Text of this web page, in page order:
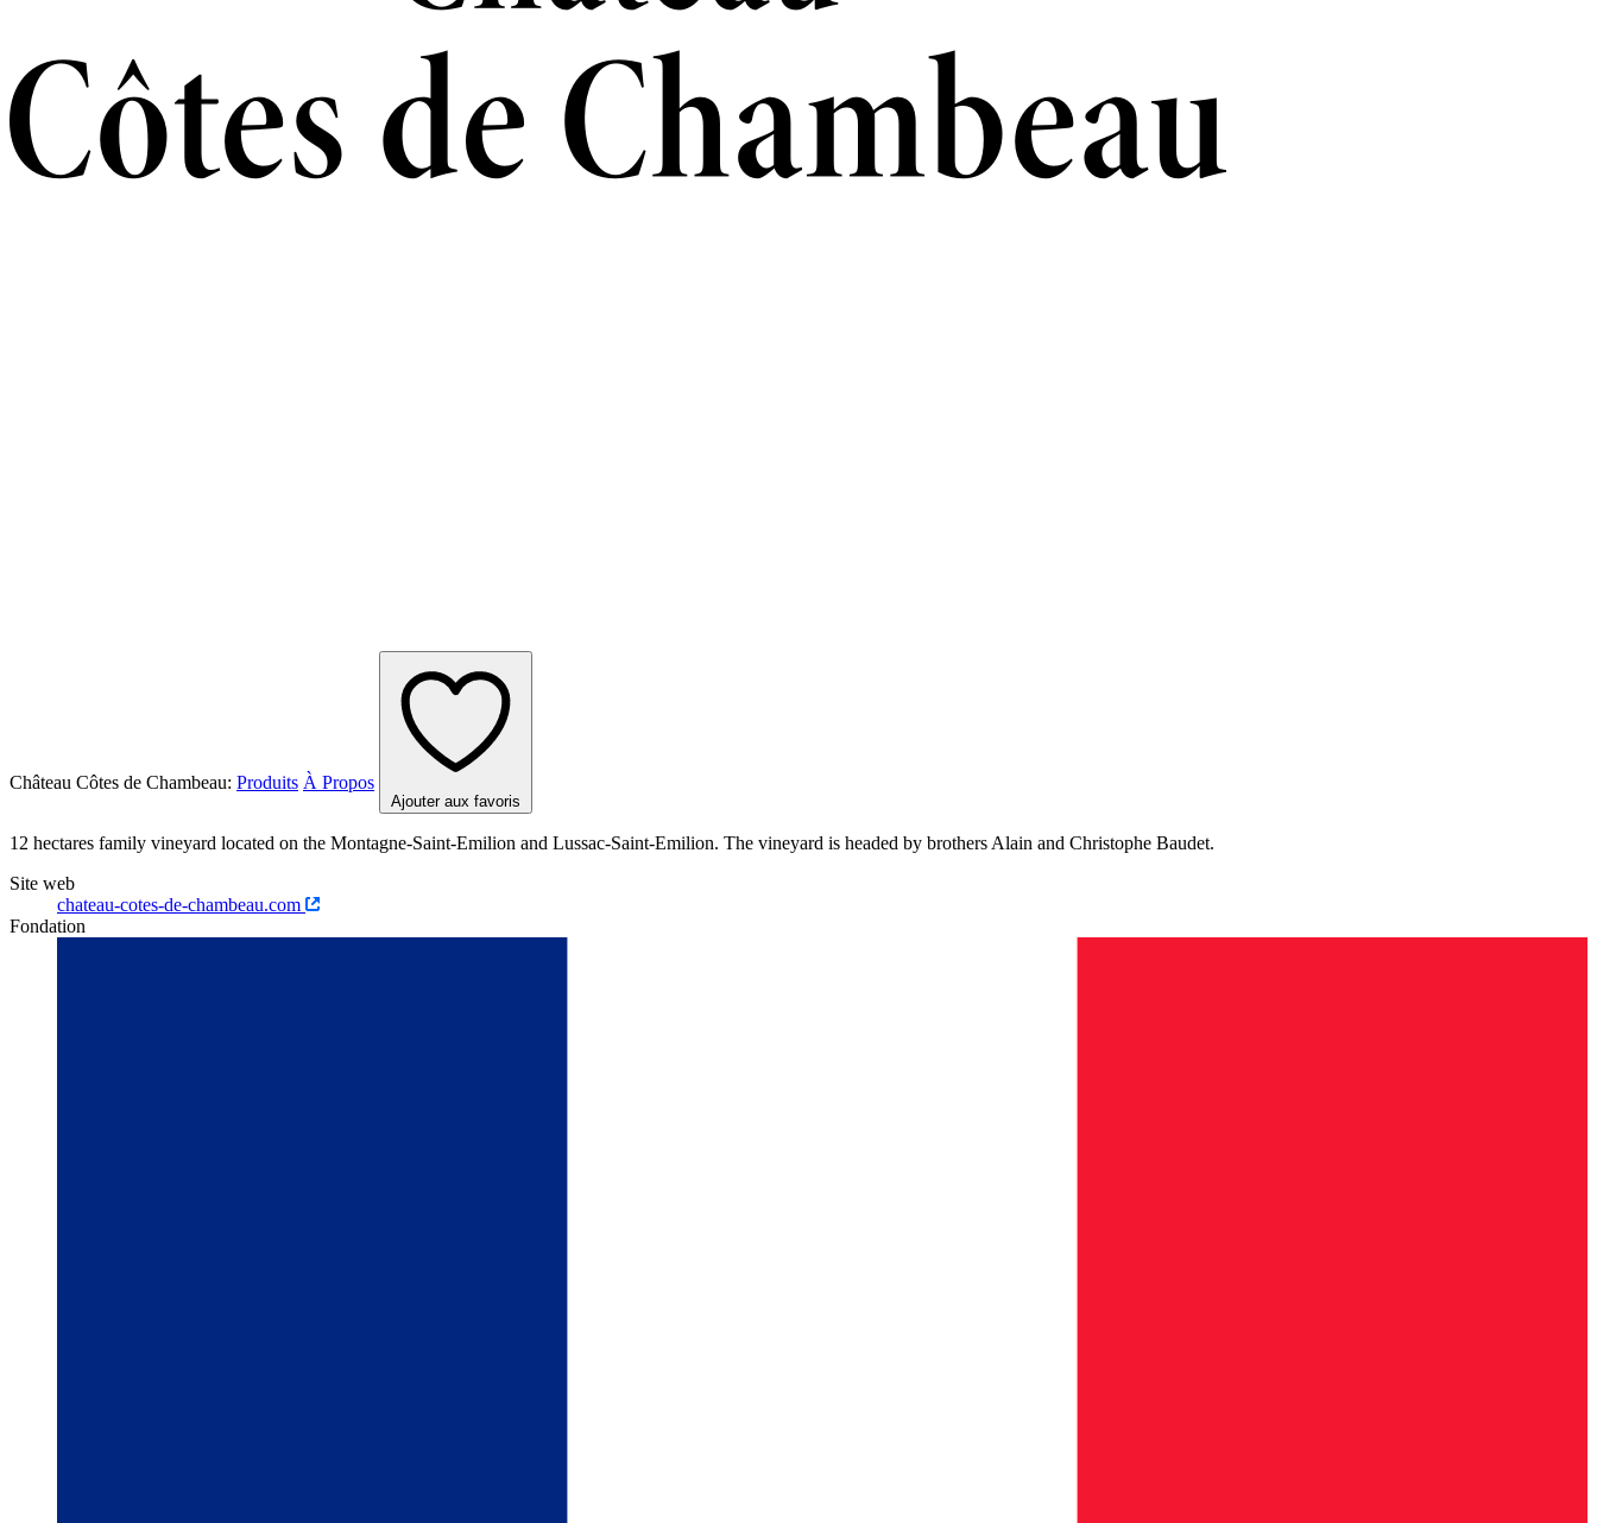
Château Côtes de Chambeau: Produits À Propos
Ajouter aux favoris
12 hectares family vineyard located on the Montagne-Saint-Emilion and Lussac-Saint-Emilion. The vineyard is headed by brothers Alain and Christophe Baudet.
Site web
chateau-cotes-de-chambeau.com
Fondation